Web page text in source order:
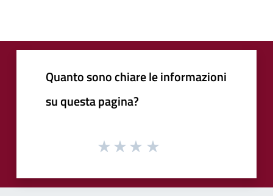
Quanto sono chiare le informazioni
su questa pagina?